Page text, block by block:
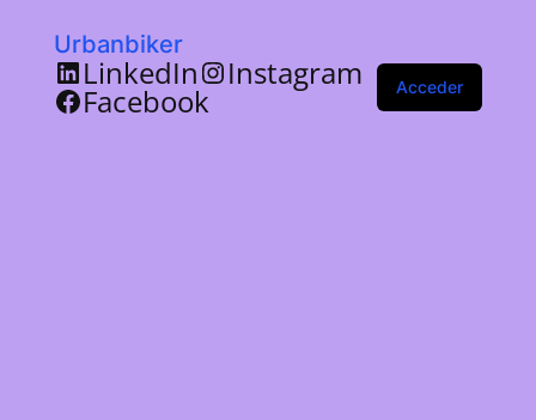
Urbanbiker
LinkedIn Instagram
Facebook Acceder